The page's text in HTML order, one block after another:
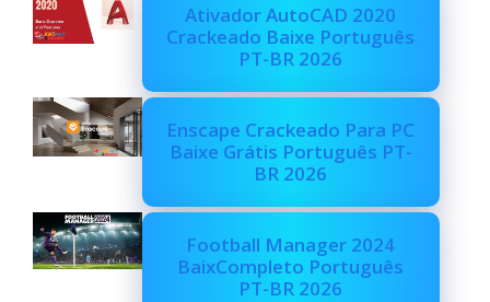
Ativador AutoCAD 2020
Crackeado Baixe Português
PT-BR 2026
Enscape Crackeado Para PC
Baixe Grátis Português PT-
BR 2026
Football Manager 2024
BaixCompleto Português
PT-BR 2026